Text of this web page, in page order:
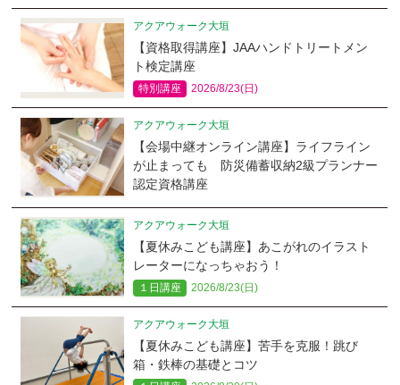
アクアウォーク大垣
【資格取得講座】JAAハンドトリートメン
ト検定講座
特別講座 2026/8/23(日)
アクアウォーク大垣
【会場中継オンライン講座】ライフライン
が止まっても 防災備蓄収納2級プランナー
認定資格講座
アクアウォーク大垣
【夏休みこども講座】あこがれのイラスト
レーターになっちゃおう！
１日講座 2026/8/23(日)
アクアウォーク大垣
【夏休みこども講座】苦手を克服！跳び
箱・鉄棒の基礎とコツ